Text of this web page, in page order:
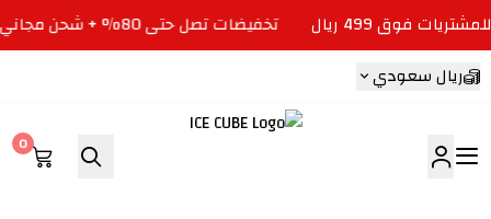
تخفيضات تصل حتى 80% + شحن مجاني للمشتريات فوق 499 ريال
ريال سعودي
0